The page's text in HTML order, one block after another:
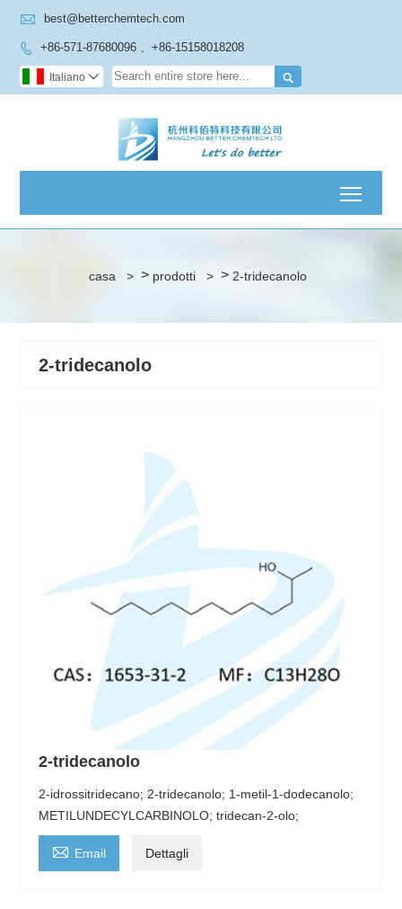
 best@betterchemtech.com
 +86-571-87680096 、+86-15158018208

Italiano 
casa > > prodotti > > 2-tridecanolo
2-tridecanolo
2-tridecanolo
2-idrossitridecano; 2-tridecanolo; 1-metil-1-dodecanolo;
METILUNDECYLCARBINOLO; tridecan-2-olo;
 Email Dettagli